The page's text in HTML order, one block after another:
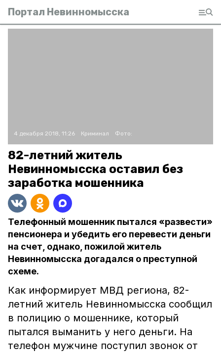
Портал Невинномысска
4 декабря 2018, 11:26 Криминал Фото:
82-летний житель
Невинномысска оставил без
заработка мошенника
Телефонный мошенник пытался «развести»
пенсионера и убедить его перевести деньги
на счет, однако, пожилой житель
Невинномысска догадался о преступной
схеме.
Как информирует МВД региона, 82-
летний житель Невинномысска сообщил
в полицию о мошеннике, который
пытался выманить у него деньги. На
телефон мужчине поступил звонок от